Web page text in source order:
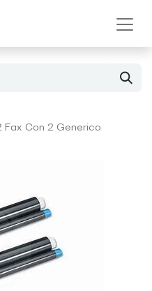
Fax Con 2 Generico